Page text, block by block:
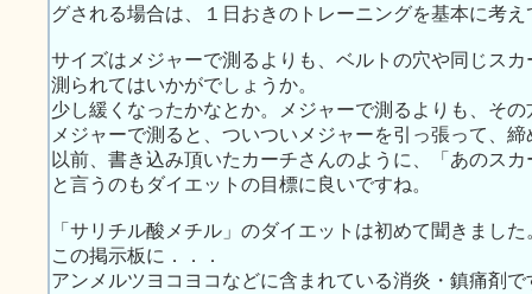
グされる場合は、１日おきのトレーニングを基本に考え
サイズはメジャーで測るよりも、ベルトの穴や同じス
測られてはいかがでしょうか。
少し緩くなったかなとか。メジャーで測るよりも、そ
メジャーで測ると、ついついメジャーを引っ張って、
以前、書き込み頂いたカーチさんのように、「あのス
と言うのもダイエットの目標に良いですね。
「サリチル酸メチル」のダイエットは初めて聞きまし
この掲示板に．．．
アンメルツヨコヨコなどに含まれている消炎・鎮痛剤